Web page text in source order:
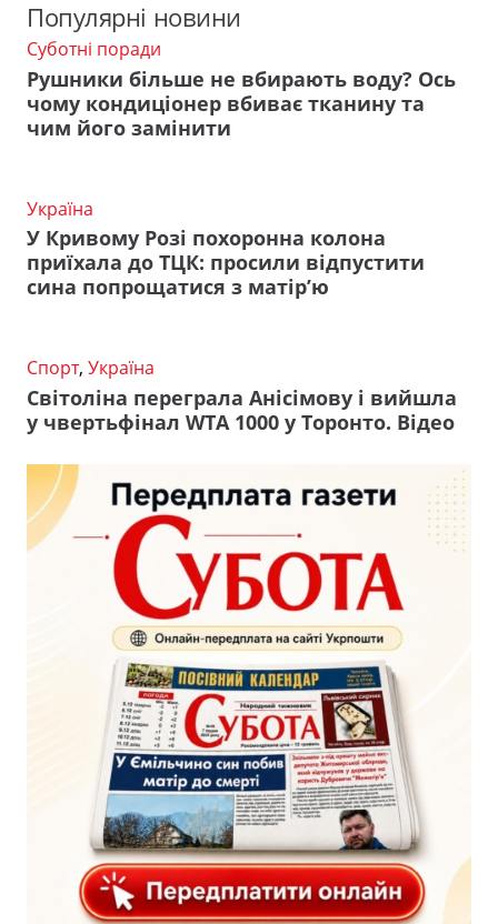
Популярні новини
Суботні поради
Рушники більше не вбирають воду? Ось
чому кондиціонер вбиває тканину та
чим його замінити
Україна
У Кривому Розі похоронна колона
приїхала до ТЦК: просили відпустити
сина попрощатися з матір’ю
Спорт, Україна
Світоліна переграла Анісімову і вийшла
у чвертьфінал WTA 1000 у Торонто. Відео